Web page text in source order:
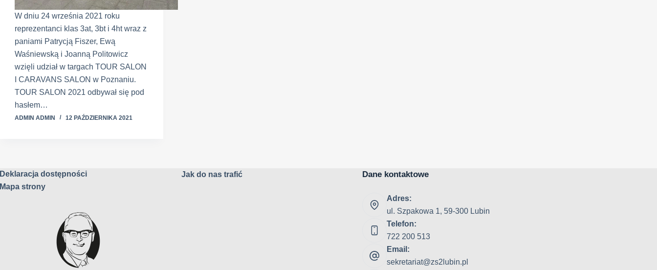
W dniu 24 września 2021 roku
reprezentanci klas 3at, 3bt i 4ht wraz z
paniami Patrycją Fiszer, Ewą
Waśniewską i Joanną Politowicz
wzięli udział w targach TOUR SALON
I CARAVANS SALON w Poznaniu.
TOUR SALON 2021 odbywał się pod
hasłem…
ADMIN ADMIN 12 PAŹDZIERNIKA 2021
Deklaracja dostępności
Mapa strony
Jak do nas trafić Dane kontaktowe
Adres:
ul. Szpakowa 1, 59-300 Lubin
Telefon:
722 200 513
Email:
sekretariat@zs2lubin.pl